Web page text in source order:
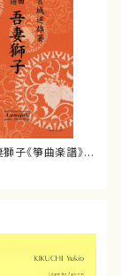
子《箏曲楽譜》
著・宮城宗家監修/